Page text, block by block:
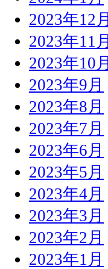
2023年12月
2023年11月
2023年10月
2023年9月
2023年8月
2023年7月
2023年6月
2023年5月
2023年4月
2023年3月
2023年2月
2023年1月